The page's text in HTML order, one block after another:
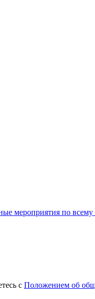
мероприятия по
с Положением об